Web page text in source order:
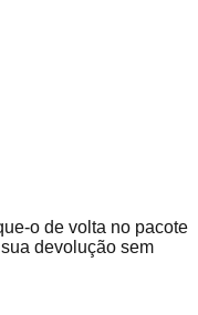
o de volta no pacote
devolução sem